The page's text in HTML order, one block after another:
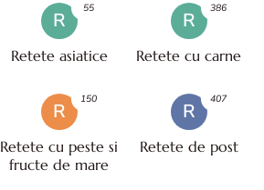
R
Retete asiatice
55
R
Retete cu carne
386
R
Retete cu peste si
fructe de mare
150
R
Retete de post
407